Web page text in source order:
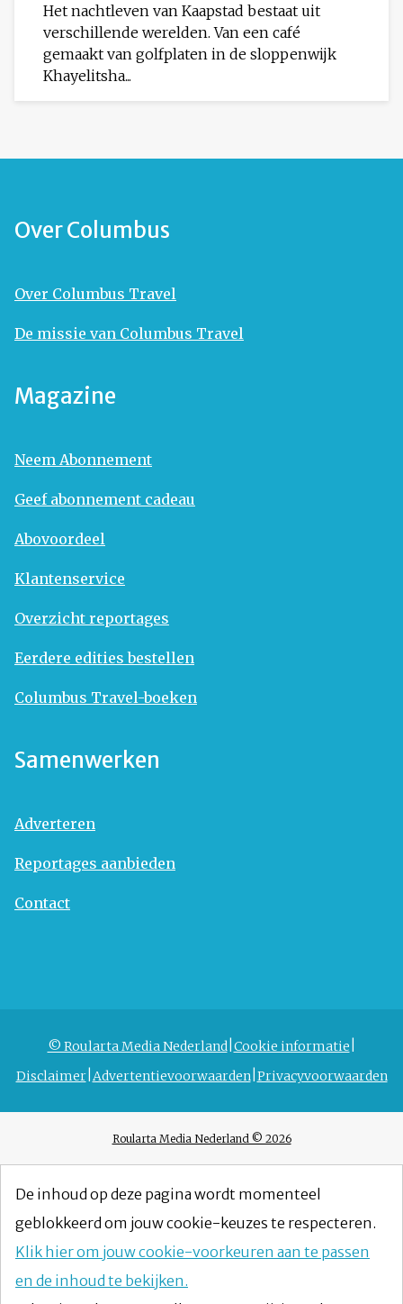
Het nachtleven van Kaapstad bestaat uit
verschillende werelden. Van een café
gemaakt van golfplaten in de sloppenwijk
Khayelitsha...
Over Columbus
Over Columbus Travel
De missie van Columbus Travel
Magazine
Neem Abonnement
Geef abonnement cadeau
Abovoordeel
Klantenservice
Overzicht reportages
Eerdere edities bestellen
Columbus Travel-boeken
Samenwerken
Adverteren
Reportages aanbieden
Contact
© Roularta Media Nederland Cookie informatie
Disclaimer Advertentievoorwaarden Privacyvoorwaarden
Roularta Media Nederland © 2026
De inhoud op deze pagina wordt momenteel
geblokkeerd om jouw cookie-keuzes te respecteren.
Klik hier om jouw cookie-voorkeuren aan te passen
en de inhoud te bekijken.